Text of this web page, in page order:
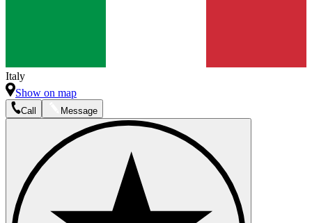
Italy
Show on map
Call Message